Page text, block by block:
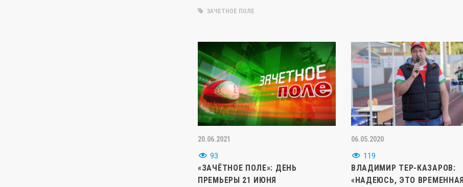
ЗАЧЕТНОЕ ПОЛЕ
20.06.2021
93
«ЗАЧЁТНОЕ ПОЛЕ»: ДЕНЬ
ПРЕМЬЕРЫ 21 ИЮНЯ
06.05.2020
119
ВЛАДИМИР ТЕР-КАЗАРОВ:
«НАДЕЮСЬ, ЭТО ВРЕМЕННАЯ